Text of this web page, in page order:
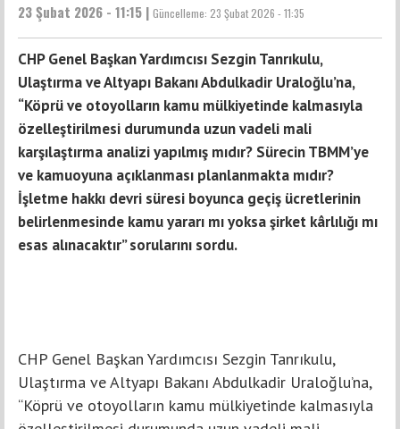
23 Şubat 2026 - 11:15 | Güncelleme: 23 Şubat 2026 - 11:35
CHP Genel Başkan Yardımcısı Sezgin Tanrıkulu,
Ulaştırma ve Altyapı Bakanı Abdulkadir Uraloğlu’na,
“Köprü ve otoyolların kamu mülkiyetinde kalmasıyla
özelleştirilmesi durumunda uzun vadeli mali
karşılaştırma analizi yapılmış mıdır? Sürecin TBMM’ye
ve kamuoyuna açıklanması planlanmakta mıdır?
İşletme hakkı devri süresi boyunca geçiş ücretlerinin
belirlenmesinde kamu yararı mı yoksa şirket kârlılığı mı
esas alınacaktır” sorularını sordu.
CHP Genel Başkan Yardımcısı Sezgin Tanrıkulu,
Ulaştırma ve Altyapı Bakanı Abdulkadir Uraloğlu’na,
“Köprü ve otoyolların kamu mülkiyetinde kalmasıyla